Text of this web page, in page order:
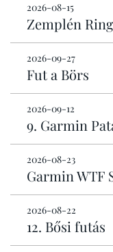
2026-08-15
Zemplén Ring
2026-09-27
Fut a Börs
2026-09-12
9. Garmin
2026-08-23
Garmin WTF
2026-08-22
12. Bősi futás